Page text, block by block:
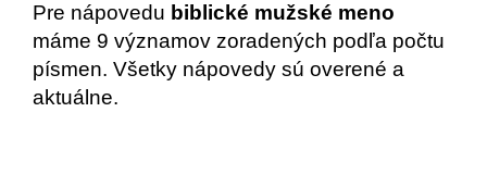
Pre nápovedu biblické mužské meno
máme 9 významov zoradených podľa počtu
písmen. Všetky nápovedy sú overené a
aktuálne.